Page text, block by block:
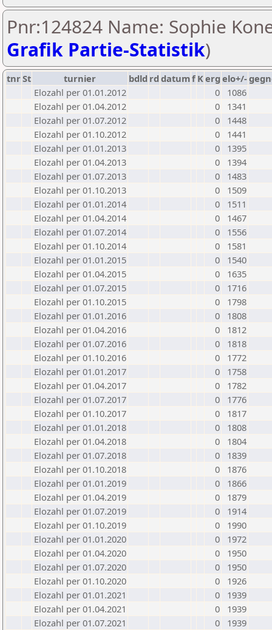
Pnr:124824 Name: Sophie
Grafik Partie-Statistik)
tnrSt turnier bdld rd datumf Kerg elo+/-
Elozahl per 01.01.2012
0
1086
Elozahl per 01.04.2012
0
1341
Elozahl per 01.07.2012
0
1448
Elozahl per 01.10.2012
0
1441
Elozahl per 01.01.2013
0
1395
Elozahl per 01.04.2013
0
1394
Elozahl per 01.07.2013
0
1483
Elozahl per 01.10.2013
0
1509
Elozahl per 01.01.2014
0
1511
Elozahl per 01.04.2014
0
1467
Elozahl per 01.07.2014
0
1556
Elozahl per 01.10.2014
0
1581
Elozahl per 01.01.2015
0
1540
Elozahl per 01.04.2015
0
1635
Elozahl per 01.07.2015
0
1716
Elozahl per 01.10.2015
0
1798
Elozahl per 01.01.2016
0
1808
Elozahl per 01.04.2016
0
1812
Elozahl per 01.07.2016
0
1818
Elozahl per 01.10.2016
0
1772
Elozahl per 01.01.2017
0
1758
Elozahl per 01.04.2017
0
1782
Elozahl per 01.07.2017
0
1776
Elozahl per 01.10.2017
0
1817
Elozahl per 01.01.2018
0
1808
Elozahl per 01.04.2018
0
1804
Elozahl per 01.07.2018
0
1839
Elozahl per 01.10.2018
0
1876
Elozahl per 01.01.2019
0
1866
Elozahl per 01.04.2019
0
1879
Elozahl per 01.07.2019
0
1914
Elozahl per 01.10.2019
0
1990
Elozahl per 01.01.2020
0
1972
Elozahl per 01.04.2020
0
1950
Elozahl per 01.07.2020
0
1950
Elozahl per 01.10.2020
0
1926
Elozahl per 01.01.2021
0
1939
Elozahl per 01.04.2021
0
1939
Elozahl per 01.07.2021
0
1939